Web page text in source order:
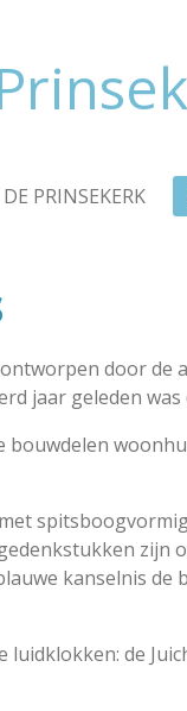
PRINSEKERK
door de
jaar geleden
zijn
kanselnis
de